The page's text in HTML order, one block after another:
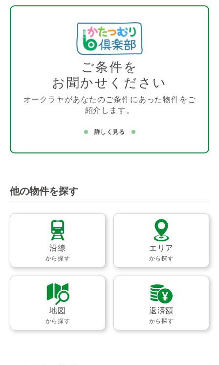
ご条件を
お聞かせください
オークラヤがあなたのご条件にあった物件をご
紹介します。
詳しく見る
他の物件を探す
沿線
から探す
エリア
から探す
地図
から探す
返済額
から探す